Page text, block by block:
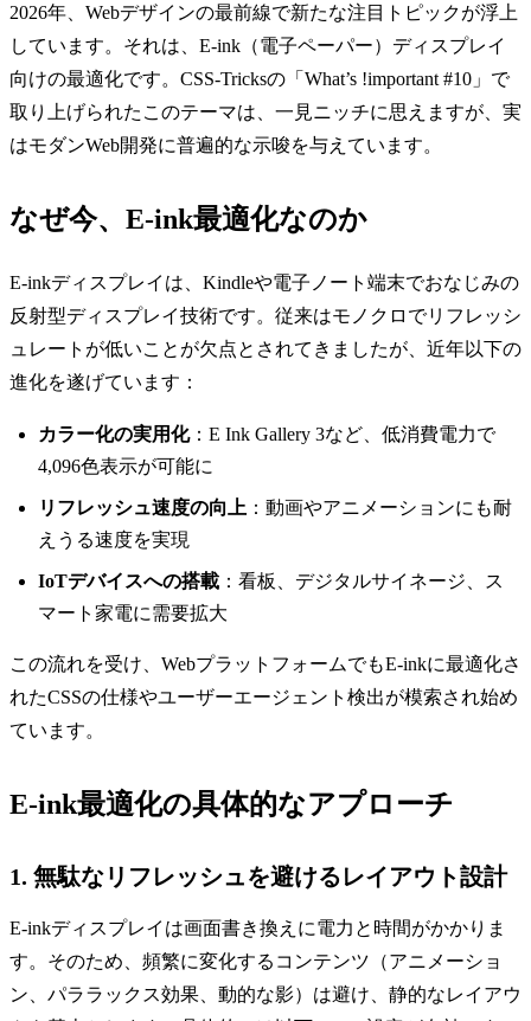
2026年、Webデザインの最前線で新たな注目トピックが浮上
しています。それは、E-ink（電子ペーパー）ディスプレイ
向けの最適化です。CSS-Tricksの「What’s !important #10」で
取り上げられたこのテーマは、一見ニッチに思えますが、実
はモダンWeb開発に普遍的な示唆を与えています。
なぜ今、E-ink最適化なのか
E-inkディスプレイは、Kindleや電子ノート端末でおなじみの
反射型ディスプレイ技術です。従来はモノクロでリフレッシ
ュレートが低いことが欠点とされてきましたが、近年以下の
進化を遂げています：
カラー化の実用化：E Ink Gallery 3など、低消費電力で
4,096色表示が可能に
リフレッシュ速度の向上 ：動画やアニメーションにも耐
えうる速度を実現
IoTデバイスへの搭載 ：看板、デジタルサイネージ、ス
マート家電に需要拡大
この流れを受け、WebプラットフォームでもE-inkに最適化さ
れたCSSの仕様やユーザーエージェント検出が模索され始め
ています。
E-ink最適化の具体的なアプローチ
1. 無駄なリフレッシュを避けるレイアウト設計
E-inkディスプレイは画面書き換えに電力と時間がかかりま
す。そのため、頻繁に変化するコンテンツ（アニメーショ
ン、パララックス効果、動的な影）は避け、静的なレイアウ